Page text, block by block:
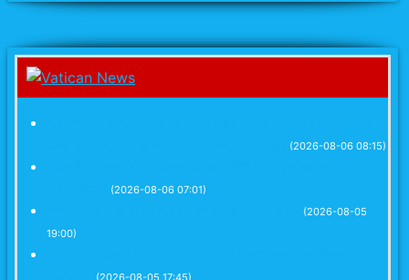
(2026-08-06 08:15)
(2026-08-06 07:01)
(2026-08-05
19:00)
(2026-08-05 17:45)